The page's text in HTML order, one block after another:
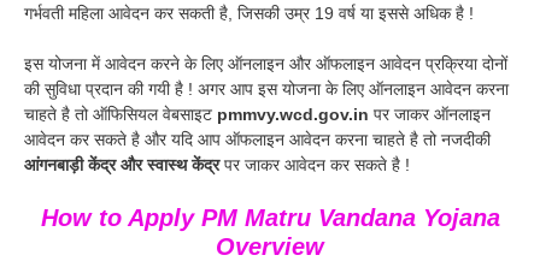
गर्भवती महिला आवेदन कर सकती है, जिसकी उम्र 19 वर्ष या इससे अधिक है !
इस योजना में आवेदन करने के लिए ऑनलाइन और ऑफलाइन आवेदन प्रक्रिया दोनों
की सुविधा प्रदान की गयी है ! अगर आप इस योजना के लिए ऑनलाइन आवेदन करना
चाहते है तो ऑफिसियल वेबसाइट pmmvy.wcd.gov.in पर जाकर ऑनलाइन
आवेदन कर सकते है और यदि आप ऑफलाइन आवेदन करना चाहते है तो नजदीकी
आंगनबाड़ी केंद्र और स्वास्थ केंद्रपर जाकर आवेदन कर सकते है !
How to Apply PM Matru Vandana Yojana
Overview